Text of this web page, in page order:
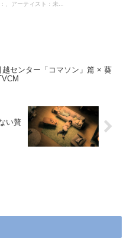
、アーティスト：未...
越センター「コマソン」篇 × 葵
い贅